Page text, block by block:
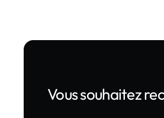
Vous souhaitez